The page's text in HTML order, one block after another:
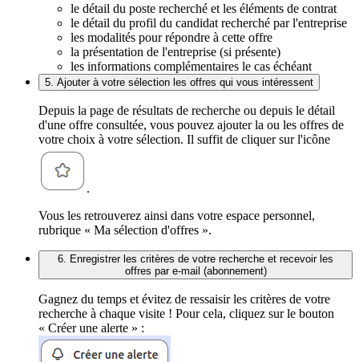
le détail du poste recherché et les éléments de contrat
le détail du profil du candidat recherché par l'entreprise
les modalités pour répondre à cette offre
la présentation de l'entreprise (si présente)
les informations complémentaires le cas échéant
5. Ajouter à votre sélection les offres qui vous intéressent
Depuis la page de résultats de recherche ou depuis le détail
d'une offre consultée, vous pouvez ajouter la ou les offres de
votre choix à votre sélection. Il suffit de cliquer sur l'icône
.
Vous les retrouverez ainsi dans votre espace personnel,
rubrique « Ma sélection d'offres ».
6. Enregistrer les critères de votre recherche et recevoir les
offres par e-mail (abonnement)
Gagnez du temps et évitez de ressaisir les critères de votre
recherche à chaque visite ! Pour cela, cliquez sur le bouton
« Créer une alerte » :